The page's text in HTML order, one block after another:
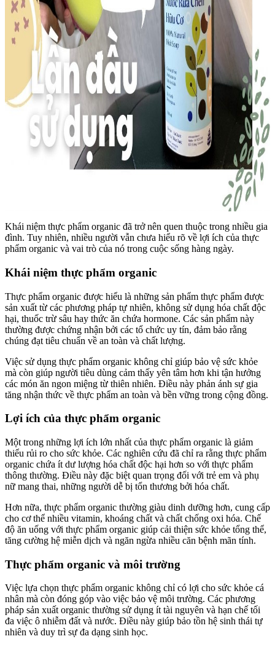
Khái niệm thực phẩm organic đã trở nên quen thuộc trong nhiều gia
đình. Tuy nhiên, nhiều người vẫn chưa hiểu rõ về lợi ích của thực
phẩm organic và vai trò của nó trong cuộc sống hàng ngày.
Khái niệm thực phẩm organic
Thực phẩm organic được hiểu là những sản phẩm thực phẩm được
sản xuất từ các phương pháp tự nhiên, không sử dụng hóa chất độc
hại, thuốc trừ sâu hay thức ăn chứa hormone. Các sản phẩm này
thường được chứng nhận bởi các tổ chức uy tín, đảm bảo rằng
chúng đạt tiêu chuẩn về an toàn và chất lượng.
Việc sử dụng thực phẩm organic không chỉ giúp bảo vệ sức khỏe
mà còn giúp người tiêu dùng cảm thấy yên tâm hơn khi tận hưởng
các món ăn ngon miệng từ thiên nhiên. Điều này phản ánh sự gia
tăng nhận thức về thực phẩm an toàn và bền vững trong cộng đồng.
Lợi ích của thực phẩm organic
Một trong những lợi ích lớn nhất của thực phẩm organic là giảm
thiểu rủi ro cho sức khỏe. Các nghiên cứu đã chỉ ra rằng thực phẩm
organic chứa ít dư lượng hóa chất độc hại hơn so với thực phẩm
thông thường. Điều này đặc biệt quan trọng đối với trẻ em và phụ
nữ mang thai, những người dễ bị tổn thương bởi hóa chất.
Hơn nữa, thực phẩm organic thường giàu dinh dưỡng hơn, cung cấp
cho cơ thể nhiều vitamin, khoáng chất và chất chống oxi hóa. Chế
độ ăn uống với thực phẩm organic giúp cải thiện sức khỏe tổng thể,
tăng cường hệ miễn dịch và ngăn ngừa nhiều căn bệnh mãn tính.
Thực phẩm organic và môi trường
Việc lựa chọn thực phẩm organic không chỉ có lợi cho sức khỏe cá
nhân mà còn đóng góp vào việc bảo vệ môi trường. Các phương
pháp sản xuất organic thường sử dụng ít tài nguyên và hạn chế tối
đa việc ô nhiễm đất và nước. Điều này giúp bảo tồn hệ sinh thái tự
nhiên và duy trì sự đa dạng sinh học.